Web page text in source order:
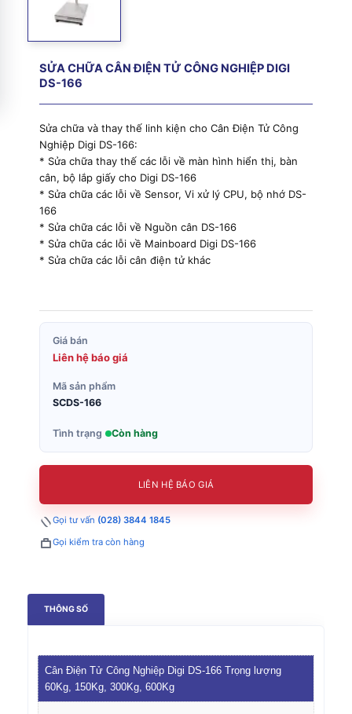
SỬA CHỮA CÂN ĐIỆN TỬ CÔNG NGHIỆP DIGI
DS-166
Sửa chữa và thay thế linh kiện cho Cân Điện Tử Công
Nghiệp Digi DS-166:
* Sửa chữa thay thế các lỗi về màn hình hiển thị, bàn
cân, bộ lắp giấy cho Digi DS-166
* Sửa chữa các lỗi về Sensor, Vi xử lý CPU, bộ nhớ DS-
166
* Sửa chữa các lỗi về Nguồn cân DS-166
* Sửa chữa các lỗi về Mainboard Digi DS-166
* Sửa chữa các lỗi cân điện tử khác
Giá bán
Liên hệ báo giá
Mã sản phẩm
SCDS-166
Tình trạng Còn hàng
LIÊN HỆ BÁO GIÁ
Gọi tư vấn (028) 3844 1845
Gọi kiểm tra còn hàng
THÔNG SỐ
Cân Điện Tử Công Nghiệp Digi DS-166 Trọng lượng
60Kg, 150Kg, 300Kg, 600Kg